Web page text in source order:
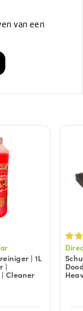
van een
| 1L
|
Cleaner